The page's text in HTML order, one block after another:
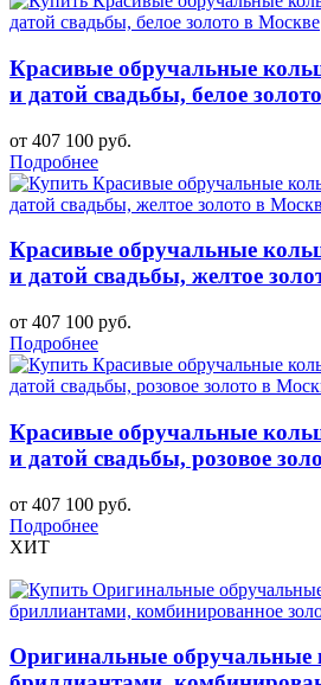
Красивые обручальные
и датой свадьбы, белое золото
от 407 100 руб.
Подробнее
Красивые обручальные
и датой свадьбы, желтое
от 407 100 руб.
Подробнее
Красивые обручальные
и датой свадьбы, розовое
от 407 100 руб.
Подробнее
ХИТ
Оригинальные обручальные